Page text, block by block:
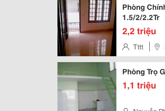
Phòng
1.5/2/2.2Tr
2,2 triệu
Tttt
Phòng Trọ
1,1 triệu